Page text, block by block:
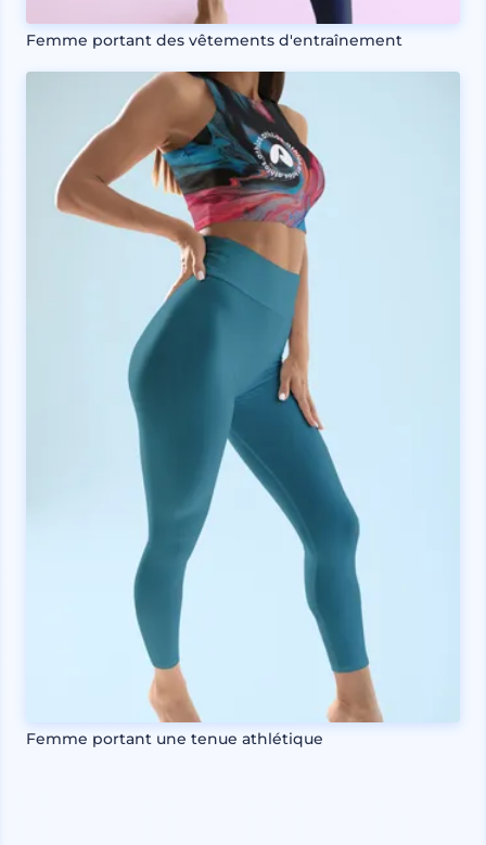
Femme portant des vêtements d'entraînement
Femme portant une tenue athlétique